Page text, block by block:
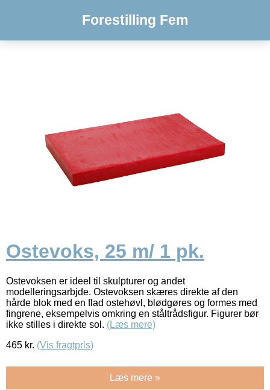
Forestilling Fem
Ostevoks, 25 m/ 1 pk.
Ostevoksen er ideel til skulpturer og andet
modelleringsarbjde. Ostevoksen skæres direkte af den
hårde blok med en flad ostehøvl, blødgøres og formes med
fingrene, eksempelvis omkring en ståltrådsfigur. Figurer bør
ikke stilles i direkte sol. (Læs mere)
465 kr. (Vis fragtpris)
Læs mere »